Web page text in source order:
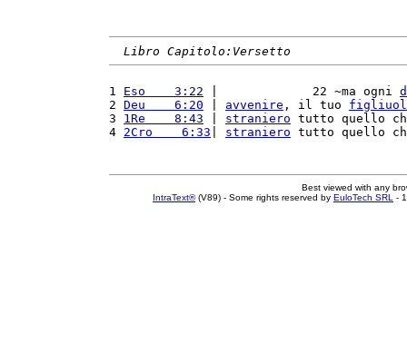
Libro Capitolo:Versetto
1 Eso    3:22 |             22 ~ma ogni
2 Deu    6:20 avvenire , il tuo
3 1Re    8:43 straniero tutto quello
4 2Cro    6:33 straniero tutto quello
Best viewed with any
IntraText®(V89) - Some rights reserved by EuloTech SRL -